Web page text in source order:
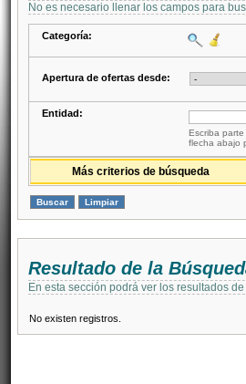
No es necesario llenar los campos para
Categoría:
Apertura de ofertas desde:
Entidad:
Escriba
flecha abajo
Más criterios de búsqueda
Resultado de la
En esta sección podrá ver los resultados
No existen registros.